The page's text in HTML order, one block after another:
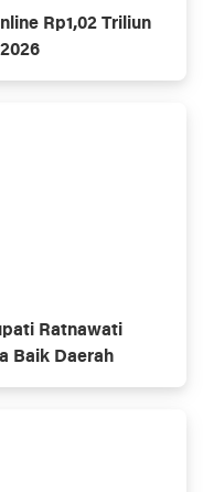
Rp1,02 Triliun
Ratnawati
Baik Daerah